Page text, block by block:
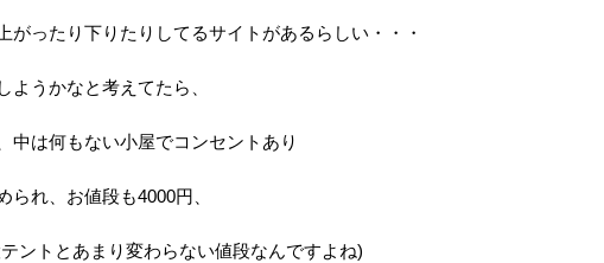
がったり下りたりしてるサイトがあるらしい・・・
ようかなと考えてたら、
中は何もない小屋でコンセントあり
られ、お値段も4000円、
ントとあまり変わらない値段なんですよね)